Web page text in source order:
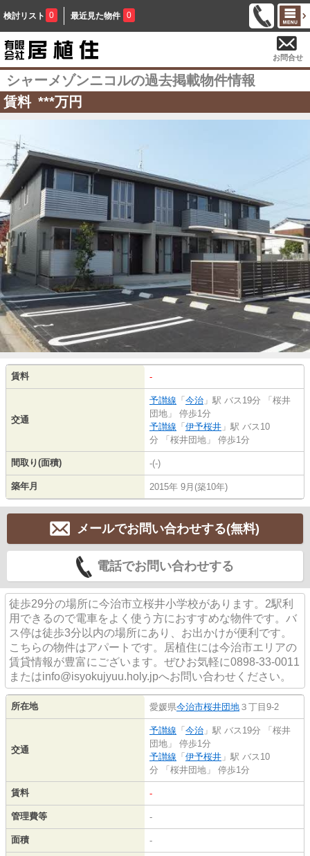
検討リスト 0 最近見た物件 0
お問合せ
シャーメゾンニコルの過去掲載物件情報
賃料 ***万円
賃料 -
交通
予讃線 「 今治 」駅 バス19分 「桜井
団地」 停歩1分
予讃線 「 伊予桜井 」駅 バス10
分 「桜井団地」 停歩1分
間取り(面積) -(-)
築年月 2015年 9月(築10年)
メールでお問い合わせする(無料)
電話でお問い合わせする
徒歩29分の場所に今治市立桜井小学校があります。2駅利
用できるので電車をよく使う方におすすめな物件です。バ
ス停は徒歩3分以内の場所にあり、お出かけが便利です。
こちらの物件はアパートです。居植住には今治市エリアの
賃貸情報が豊富にございます。ぜひお気軽に0898-33-0011
またはinfo@isyokujyuu.holy.jpへお問い合わせください。
所在地 愛媛県今治市桜井団地 ３丁目9-2
交通
予讃線 「 今治 」駅 バス19分 「桜井
団地」 停歩1分
予讃線 「 伊予桜井 」駅 バス10
分 「桜井団地」 停歩1分
賃料 -
管理費等 -
面積 -